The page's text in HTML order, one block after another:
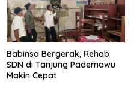
Babinsa Bergerak, Rehab
SDN di Tanjung Pademawu
Makin Cepat